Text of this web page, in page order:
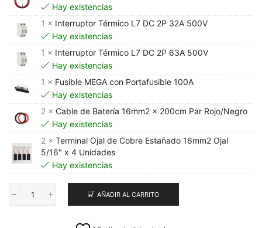
Hay existencias
1 × Interruptor Térmico L7 DC 2P 32A 500V
Hay existencias
1 × Interruptor Térmico L7 DC 2P 63A 500V
Hay existencias
1 × Fusible MEGA con Portafusible 100A
Hay existencias
2 × Cable de Batería 16mm2 x 200cm Par Rojo/Negro
Hay existencias
2 × Terminal Ojal de Cobre Estañado 16mm2 Ojal
5/16" x 4 Unidades
Hay existencias
Kit
AÑADIR AL CARRITO